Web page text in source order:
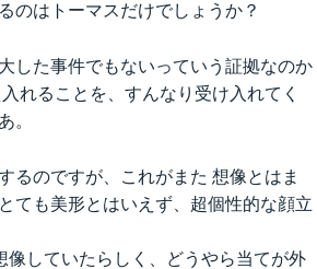
のはトーマスだけでしょうか？
した事件でもないっていう証拠なのか
れることを、すんなり受け入れてく
。
るのですが、これがまた 想像とはま
ても美形とはいえず、超個性的な顔立
像していたらしく、どうやら当てが外